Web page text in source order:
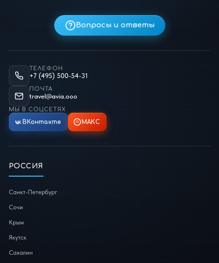
Вопросы и ответы
ТЕЛЕФОН
+7 (495) 500-54-31
ПОЧТА
travel@avia.ooo
МЫ В СОЦСЕТЯХ
ВКонтакте МАКС
РОССИЯ
Санкт-Петербург
Сочи
Крым
Якутск
Сахалин